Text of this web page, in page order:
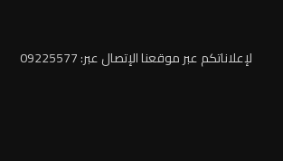
لإعلاناتكم عبر موقعنا الإتصال عبر: 09225577